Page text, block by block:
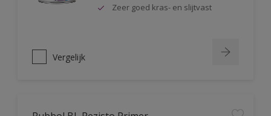
Zeer goed kras- en slijtvast
Vergelijk